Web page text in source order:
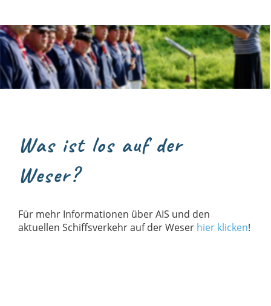
Was ist los auf der
Weser?
Für mehr Informationen über AIS und den
aktuellen Schiffsverkehr auf der Weser hier klicken!